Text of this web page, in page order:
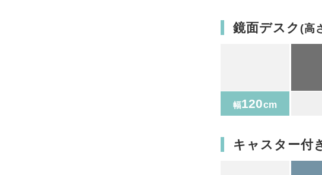
鏡面デスク (高
幅120cm
キャスター付